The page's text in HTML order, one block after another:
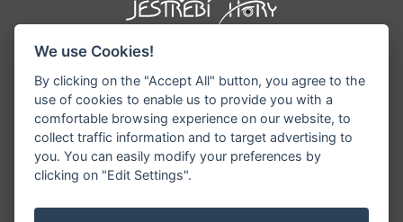
©1996 - 2026 Všechna práva vyhrazena serveru
We use Cookies!
By clicking on the "Accept All" button, you agree to the
use of cookies to enable us to provide you with a
comfortable browsing experience on our website, to
collect traffic information and to target advertising to
you. You can easily modify your preferences by
clicking on "Edit Settings".